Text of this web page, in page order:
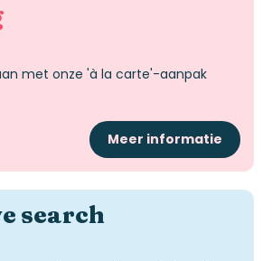
met onze 'à la carte'-aanpak
Meer informatie
search